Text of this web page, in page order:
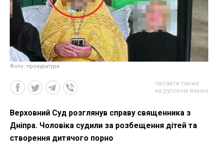
Фото: прокуратура
Читайте также
на русском языке
Верховний Суд розглянув справу священника з
Дніпра. Чоловіка судили за розбещення дітей та
створення дитячого порно